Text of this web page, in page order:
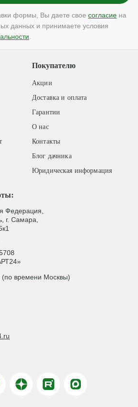
формы, Вы даете свое согласие на
данных и принимаете условия
Федерация,
г. Самара,
времени Москвы)
Покупателю
Акции
Доставка и оплата
Гарантии
О нас
Контакты
Блог дачника
Юридическая информация